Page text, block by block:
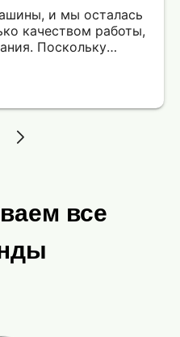
и мы осталась
качеством работы,
Поскольку
утром, для меня
автосервиса
меня, за что ему
Сервис, где
своих
все